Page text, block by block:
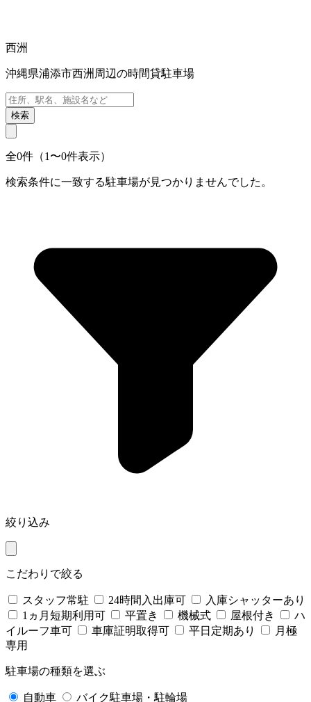
西洲
沖縄県浦添市西洲周辺の時間貸駐車場
検索
全0件（1〜0件表示）
検索条件に一致する駐車場が見つかりませんでした。
絞り込み
こだわりで絞る
スタッフ常駐 24時間入出庫可
入庫シャッターあり
1ヵ月短期利用可
平置き 機械式 屋根付き
ハ
イルーフ車可
車庫証明取得可 平日定期あり
月極
専用
駐車場の種類を選ぶ
自動車 バイク駐車場・駐輪場